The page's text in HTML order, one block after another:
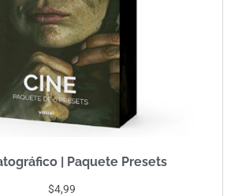
| Paquete Presets
$4,99